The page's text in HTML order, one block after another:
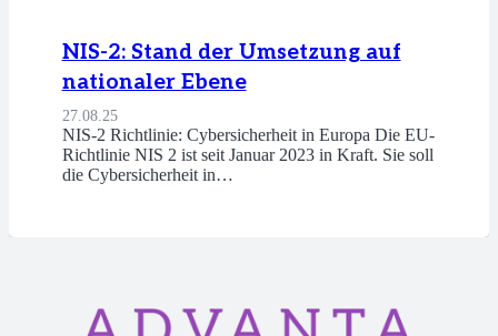
NIS-2: Stand der Umsetzung auf
nationaler Ebene
27.08.25
NIS-2 Richtlinie: Cybersicherheit in Europa Die EU-
Richtlinie NIS 2 ist seit Januar 2023 in Kraft. Sie soll
die Cybersicherheit in…